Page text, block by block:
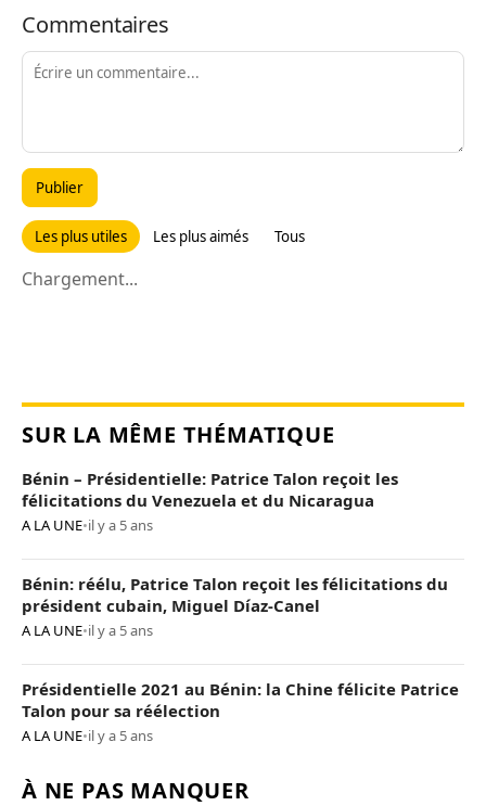
Commentaires
Publier
Les plus utiles Les plus aimés Tous
Chargement...
SUR LA MÊME THÉMATIQUE
Bénin – Présidentielle: Patrice Talon reçoit les
félicitations du Venezuela et du Nicaragua
A LA UNE•il y a 5 ans
Bénin: réélu, Patrice Talon reçoit les félicitations du
président cubain, Miguel Díaz-Canel
A LA UNE•il y a 5 ans
Présidentielle 2021 au Bénin: la Chine félicite Patrice
Talon pour sa réélection
A LA UNE•il y a 5 ans
À NE PAS MANQUER